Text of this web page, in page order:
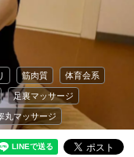
筋肉質
体育会系
足裏マッサージ
丸マッサージ